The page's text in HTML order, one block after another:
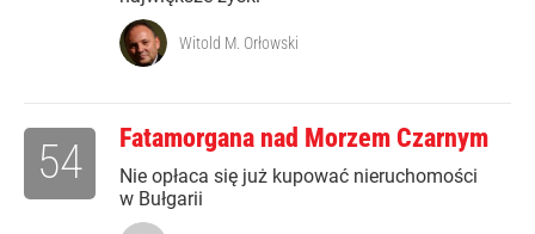
Witold M. Orłowski
Fatamorgana nad Morzem Czarnym
Nie opłaca się już kupować nieruchomości
w Bułgarii
54